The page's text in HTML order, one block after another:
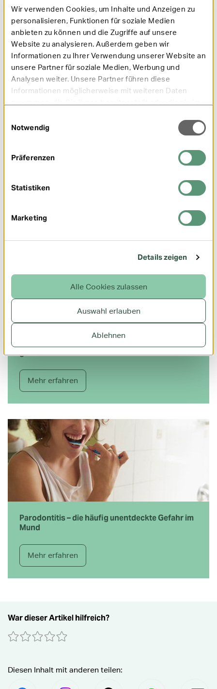
Wir verwenden Cookies, um Inhalte und Anzeigen zu
personalisieren, Funktionen für soziale Medien
anbieten zu können und die Zugriffe auf unsere
Website zu analysieren. Außerdem geben wir
Informationen zu Ihrer Verwendung unserer Website an
unsere Partner für soziale Medien, Werbung und
Analysen weiter. Unsere Partner führen diese
Informationen möglicherweise mit weiteren Daten
Notwendig
Präferenzen
Statistiken
Marketing
Details zeigen
Alle Cookies zulassen
Auswahl erlauben
Ablehnen
Unser Online-Magazin: Infos und Tipps für
Ihre Gesundheit
Brennende Augen, laufende Nase – das hilft bei
gebliebenen Medikamenten?
Mehr erfahren
Parodontitis – die häufig unentdeckte Gefahr im
Mund
Mehr erfahren
War dieser Artikel hilfreich?
0 Sterne
1 Stern2 Sterne
3 Sterne
4 Sterne5 Sterne
Absenden
Diesen Inhalt mit anderen teilen: